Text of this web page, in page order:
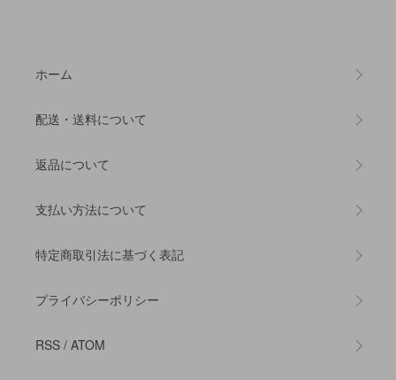
ホーム
配送・送料について
返品について
支払い方法について
特定商取引法に基づく表記
プライバシーポリシー
RSS / ATOM